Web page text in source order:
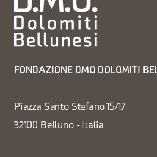
FONDAZIONE DMO DOLOMITI
Piazza Santo Stefano 15/17
32100 Belluno - Italia